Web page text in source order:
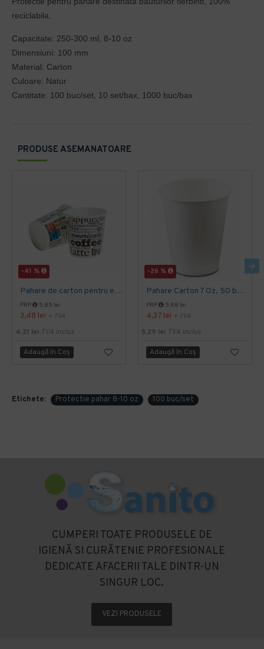
PRODUSE ASEMANATOARE
-41 %
Pahare de carton pentru espresso, 4 Oz, 50 buc/set
PRP 5,85 lei
3,48 lei + TVA
4,21 lei TVA inclus
Adaugă în Coş
-26 %
Pahare Carton 7 Oz, 50 buc/set
PRP 5,88 lei
4,37 lei + TVA
5,29 lei TVA inclus
Adaugă în Coş
reciclabila.
Capacitate: 250-300 ml, 8-10 oz
Dimensiuni: 100 mm
Material: Carton
Culoare: Natur
Cantitate: 100 buc/set, 10 set/bax, 1000 buc/bax
Etichete: Protectie pahar 8-10 oz 100 buc/set
CUMPERI TOATE PRODUSELE DE
IGIENĂ SI CURĂTENIE PROFESIONALE
DEDICATE AFACERII TALE DINTR-UN
SINGUR LOC.
VEZI PRODUSELE